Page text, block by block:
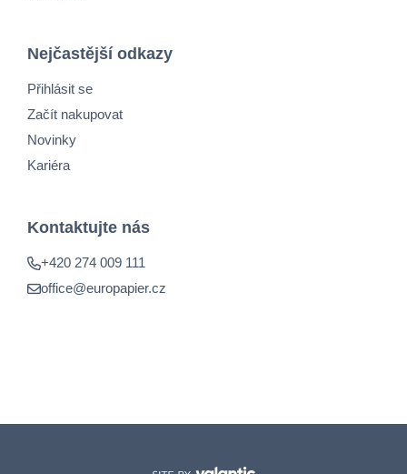
Nejčastější odkazy
Přihlásit se
Začít nakupovat
Novinky
Kariéra
Kontaktujte nás
+420 274 009 111
office@europapier.cz